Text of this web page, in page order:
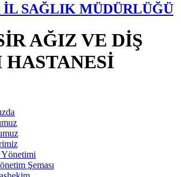
SAĞLIK MÜDÜRLÜĞÜ
AĞIZ VE DİŞ
Yönetimi
Şeması